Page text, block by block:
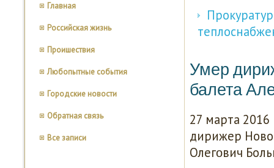
Главная
Российская жизнь
Проишествия
Любопытные события
Городские новости
Обратная связь
Все записи
Умер
балета
27 марта 2016
дирижер
Олегοвич